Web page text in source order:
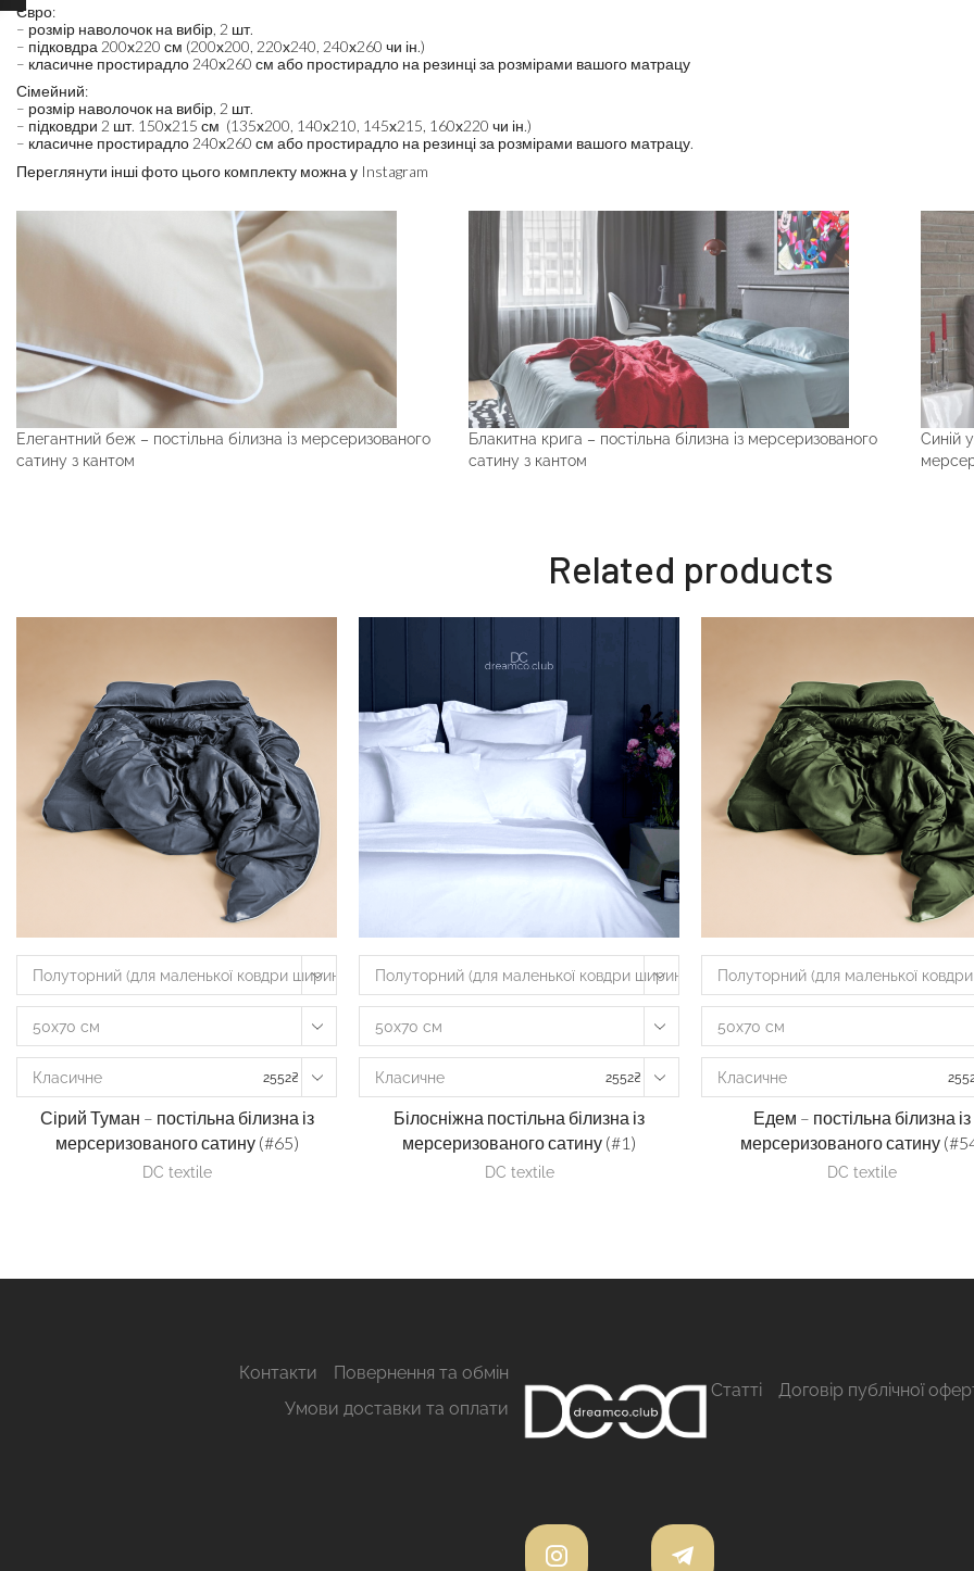
Євро:
– розмір наволочок на вибір, 2 шт.
– підковдра 200х220 см (200х200, 220х240, 240х260 чи ін.)
– класичне простирадло 240х260 см або простирадло на резинці за розмірами вашого матрацу
Сімейний:
– розмір наволочок на вибір, 2 шт.
– підковдри 2 шт. 150х215 см (135х200, 140х210, 145х215, 160х220 чи ін.)
– класичне простирадло 240х260 см або простирадло на резинці за розмірами вашого матрацу.
Переглянути інші фото цього комплекту можна у Instagram
Елегантний беж – постільна білизна із мерсеризованого
сатину з кантом
Блакитна крига – постільна білизна із мерсеризованого
сатину з кантом
Синій
Related products
Полуторний (для маленької ковдри шириною 135-160 см)
50х70 см
Класичне 2552₴
Сірий Туман – постільна білизна із
мерсеризованого сатину (#65)
DC textile
Полуторний (для маленької ковдри шириною 135-160 см)
50х70 см
Класичне 2552₴
Білосніжна постільна білизна із
мерсеризованого сатину (#1)
DC textile
Полуторний (для маленької
50х70 см
Класичне
Едем – постільна білизна із
мерсеризованого сатину
DC textile
Контакти
Повернення та обмін
Умови доставки та оплати
Статті Договір публічної